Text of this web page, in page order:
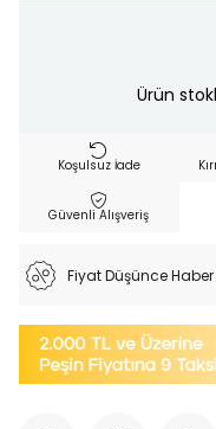
Ürün
Koşulsuz İade
Güvenli Alışveriş
Fiyat Düşünce Haber